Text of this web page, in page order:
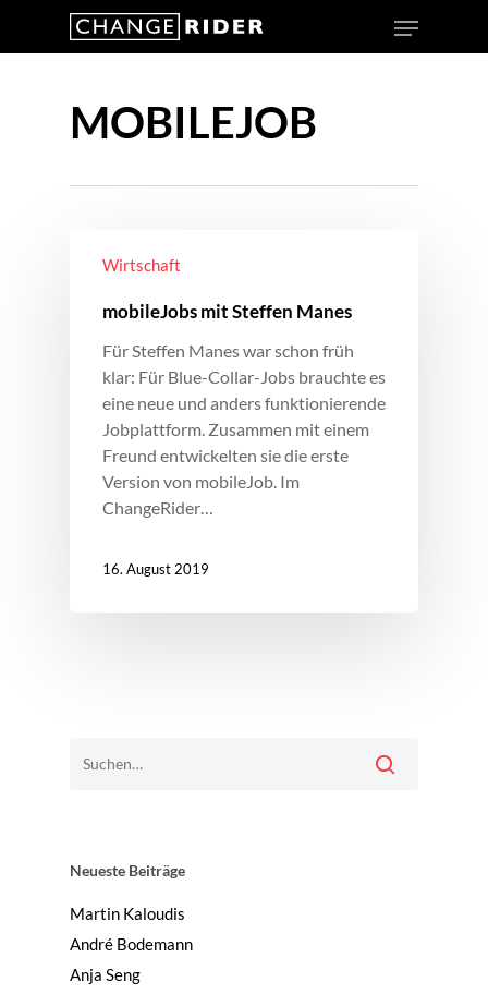
MOBILEJOB
Wirtschaft
mobileJobs mit Steffen Manes
Für Steffen Manes war schon früh
klar: Für Blue-Collar-Jobs brauchte es
eine neue und anders funktionierende
Jobplattform. Zusammen mit einem
Freund entwickelten sie die erste
Version von mobileJob. Im
ChangeRider…
16. August 2019
Neueste Beiträge
Martin Kaloudis
André Bodemann
Anja Seng